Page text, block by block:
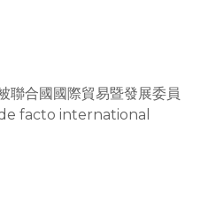
聯合國國際貿易暨發展委員
facto international